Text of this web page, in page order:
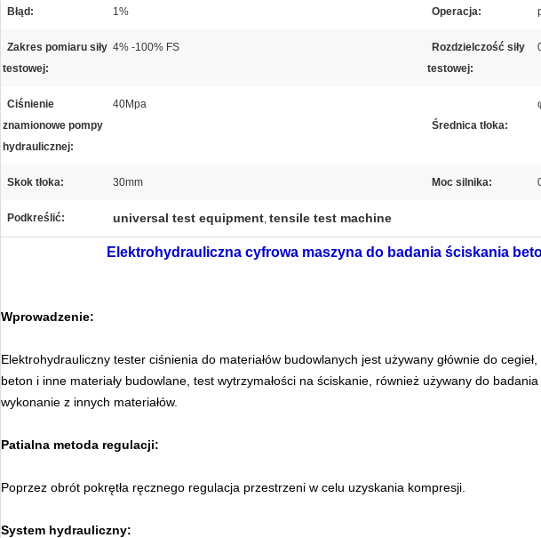
Błąd: 1% Operacja:
Zakres pomiaru siły
testowej:
4% -100% FS
Rozdzielczość siły
testowej:
Ciśnienie
znamionowe pompy
hydraulicznej:
40Mpa
Średnica tłoka:
Skok tłoka: 30mm Moc silnika:
Podkreślić: universal test equipment, tensile test machine
Elektrohydrauliczna cyfrowa maszyna do badania ściskania
Wprowadzenie:
Elektrohydrauliczny tester ciśnienia do materiałów budowlanych jest używany głównie do
beton i inne materiały budowlane, test wytrzymałości na ściskanie, również używany do
wykonanie z innych materiałów.
Patialna metoda regulacji:
Poprzez obrót pokrętła ręcznego regulacja przestrzeni w celu uzyskania kompresji.
System hydrauliczny: